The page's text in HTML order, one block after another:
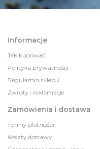
Informacje
Jak kupować
Polityka prywatności
Regulamin sklepu
Zwroty i reklamacje
Zamówienia i dostawa
Formy płatności
Koszty dostawy